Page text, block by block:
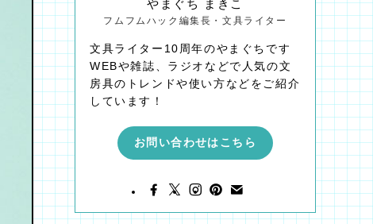
やまぐち まきこ
フムフムハック編集長・文具ライター
文具ライター10周年のやまぐちです
WEBや雑誌、ラジオなどで人気の文
房具のトレンドや使い方などをご紹介
しています！
お問い合わせはこちら